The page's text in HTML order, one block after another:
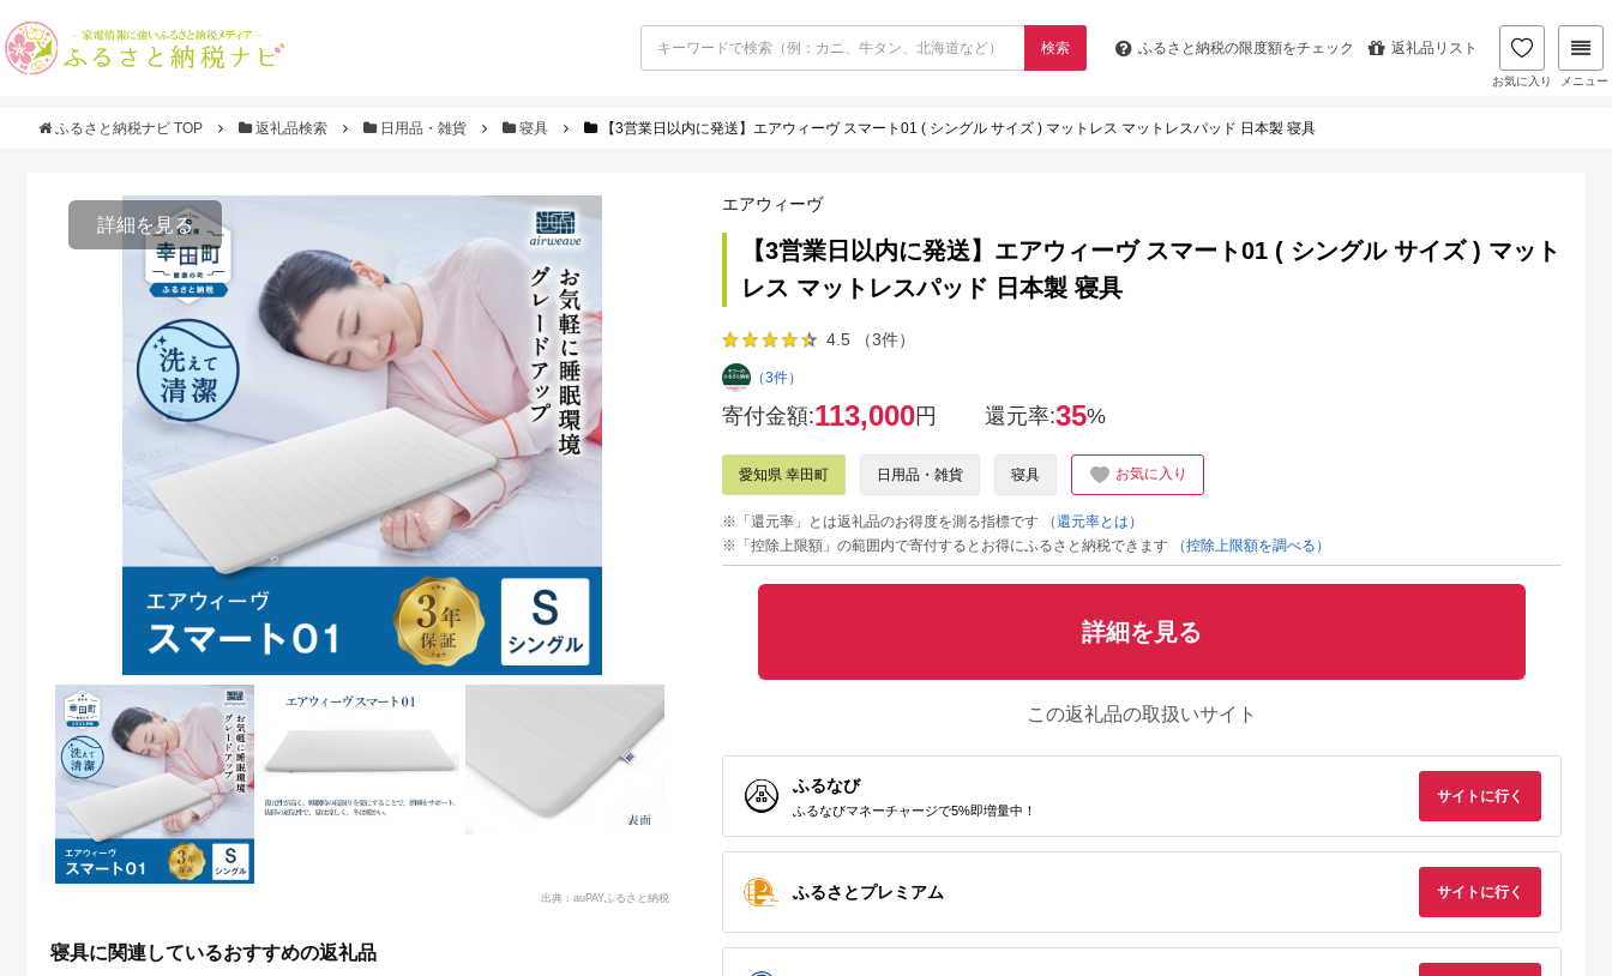
検索 ふるさと納税の限度額をチェック 返礼品リスト
お気に入り メニュー
ふるさと納税ナビ TOP 返礼品検索 日用品・雑貨 寝具 【3営業日以内に発送】エアウィーヴ スマート01 ( シングル サイズ ) マットレス マットレスパッド 日本製 寝具
詳細を見る
出典：auPAYふるさと納税
寝具に関連しているおすすめの返礼品
エアウィーヴ
【3営業日以内に発送】エアウィーヴ スマート01 ( シングル サイズ ) マット
レス マットレスパッド 日本製 寝具
4.5 （3件）
（3件）
寄付金額:113,000円 還元率:35%
愛知県 幸田町 日用品・雑貨 寝具 お気に入り
※「還元率」とは返礼品のお得度を測る指標です
（還元率とは）
※「控除上限額」の範囲内で寄付するとお得にふるさと納税できます
（控除上限額を調べる）
詳細を見る
この返礼品の取扱いサイト
ふるなび
ふるなびマネーチャージで5%即増量中！
サイトに行く
ふるさとプレミアム サイトに行く